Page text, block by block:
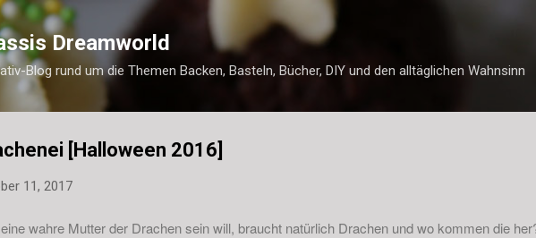
Direkt zum Hauptbereich
Dreamworld
Blog rund um die Themen Backen, Basteln, Bücher, DIY und den alltäglichen Wahnsinn
[Halloween 2016]
11, 2017
wahre Mutter der Drachen sein will, braucht natürlich Drachen und wo kommen die